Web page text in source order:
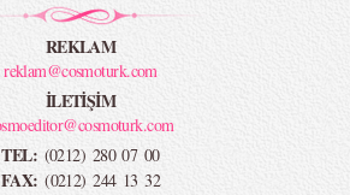
REKLAM
reklam@cosmoturk.com
İLETİŞİM
TEL: (0212) 280 07 00
FAX: (0212) 244 13 32